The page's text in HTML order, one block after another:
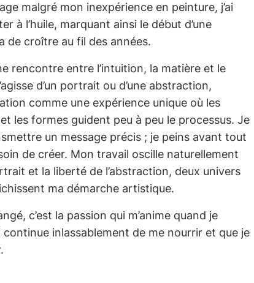
malgré mon inexpérience en peinture, j’ai
à l’huile, marquant ainsi le début d’une
de croître au fil des années.
rencontre entre l’intuition, la matière et le
d’un portrait ou d’une abstraction,
comme une expérience unique où les
les formes guident peu à peu le processus. Je
un message précis ; je peins avant tout
de créer. Mon travail oscille naturellement
et la liberté de l’abstraction, deux univers
ma démarche artistique.
c’est la passion qui m’anime quand je
continue inlassablement de me nourrir et que je